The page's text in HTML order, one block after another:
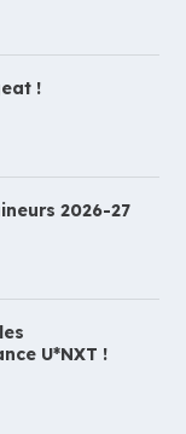
!
2026-27
U*NXT !